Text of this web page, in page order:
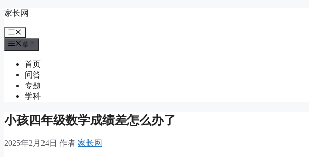
跳
内
容
家长网
菜
单
菜单
首页
问答
专题
学科
小孩四年级数学成绩差怎么办了
2025年2月24日 作者 家长网